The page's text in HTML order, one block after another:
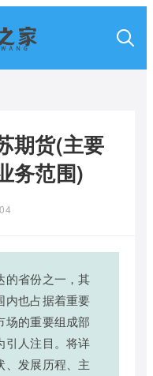
期货(主要
务范围)
的省份之一，其
内也占据着重要
场的重要组成部
引人注目。将详
、发展历程、主